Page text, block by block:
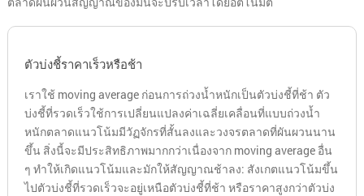
ตัวบ่งชี้ราคาเร็วหรือช้า
เราใช้ moving average ก่อนการถ่วงน้ำหนักเป็นตัวบ่งชี้ที่ช้า ตัว
บ่งชี้ที่รวดเร็วใช้การเปลี่ยนแปลงค่าเฉลี่ยเคลื่อนที่แบบถ่วงน้ำ
หนักตลาดแนวโน้มมีวัฏจักรที่สั้นลงและวงจรตลาดที่ผันผวนนาน
ขึ้น สิ่งนี้จะมีประสิทธิภาพมากกว่าเนื่องจาก moving average อื่น
ๆ ทำให้เกิดแนวโน้มและมักให้สัญญาณช้าลง: สังเกตแนวโน้มขึ้น
ไปตัวบ่งชี้ที่รวดเร็วจะอยู่เหนือตัวบ่งชี้ที่ช้า หรือราคาสูงกว่าตัวบ่ง